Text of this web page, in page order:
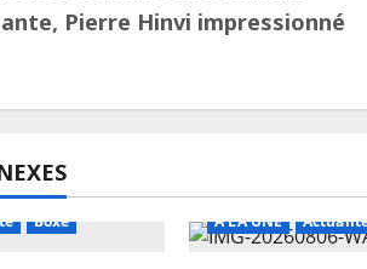
Pierre Hinvi impressionné
Boxe A LA UNE